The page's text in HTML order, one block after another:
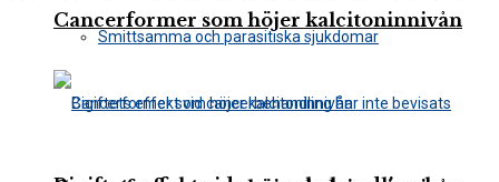
Cancerformer som höjer kalcitoninnivån
Smittsamma och parasitiska sjukdomar